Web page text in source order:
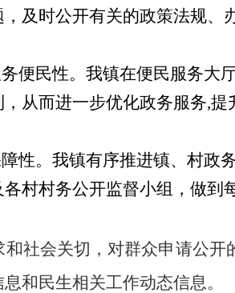
及时公开有关的政策法规
便民性。我镇在便民服务大
从而进一步优化政务服务,
性。我镇有序推进镇、村政
村村务公开监督小组，做到
和社会关切，对群众申请公开
息和民生相关工作动态信息。